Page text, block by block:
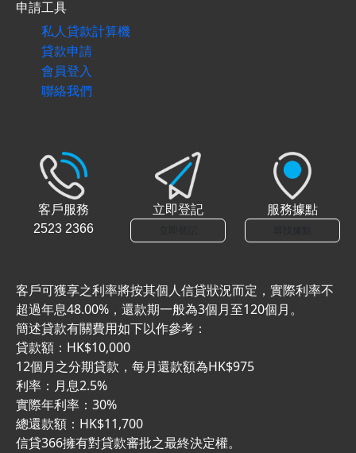
申請工具
私人貸款計算機
貸款申請
會員登入
聯絡我們
客戶服務
2523 2366
立即登記 服務據點
客戶可獲享之利率將按其個人信貸狀況而定，實際利率不
超過年息48.00%，還款期一般為3個月至120個月。
簡述貸款有關費用如下以作參考：
貸款額：HK$10,000
12個月之分期貸款，每月還款額為HK$975
利率：月息2.5%
實際年利率：30%
總還款額：HK$11,700
信貸366擁有對貸款審批之最終決定權。